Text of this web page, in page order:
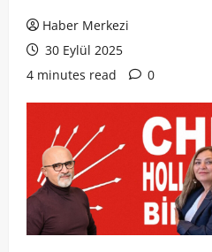
Haber Merkezi
30 Eylül 2025
4 minutes read
0